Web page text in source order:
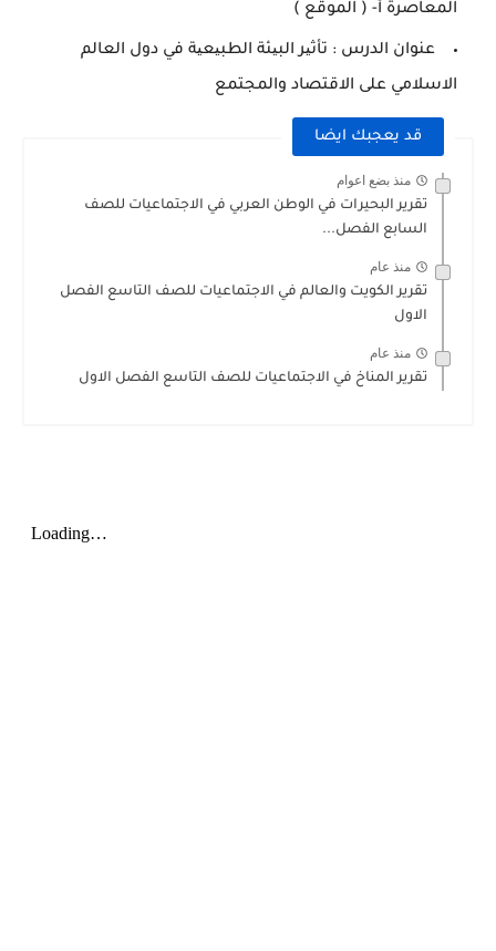
المعاصرة أ- ( الموقع )
عنوان الدرس : تأثیر البیئة الطبیعیة في دول العالم
الاسلامي على الاقتصاد والمجتمع
قد يعجبك ايضا
منذ بضع اعوام
تقرير البحيرات في الوطن العربي في الاجتماعيات للصف
السابع الفصل...
منذ عام
تقرير الكويت والعالم في الاجتماعيات للصف التاسع الفصل
الاول
منذ عام
تقرير المناخ في الاجتماعيات للصف التاسع الفصل الاول